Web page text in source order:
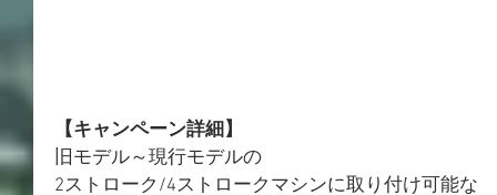
【キャンペーン詳細】
旧モデル～現行モデルの
2ストローク/4ストロークマシンに取り付け可能な